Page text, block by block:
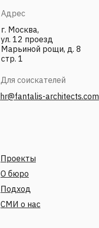
Для соискателей
hr@fantalis-architects.com
Проекты
СМИ о нас
Подход
О бюро
Адрес
г. Москва,
ул. 12 проезд
Марьиной рощи, д. 8
стр. 1